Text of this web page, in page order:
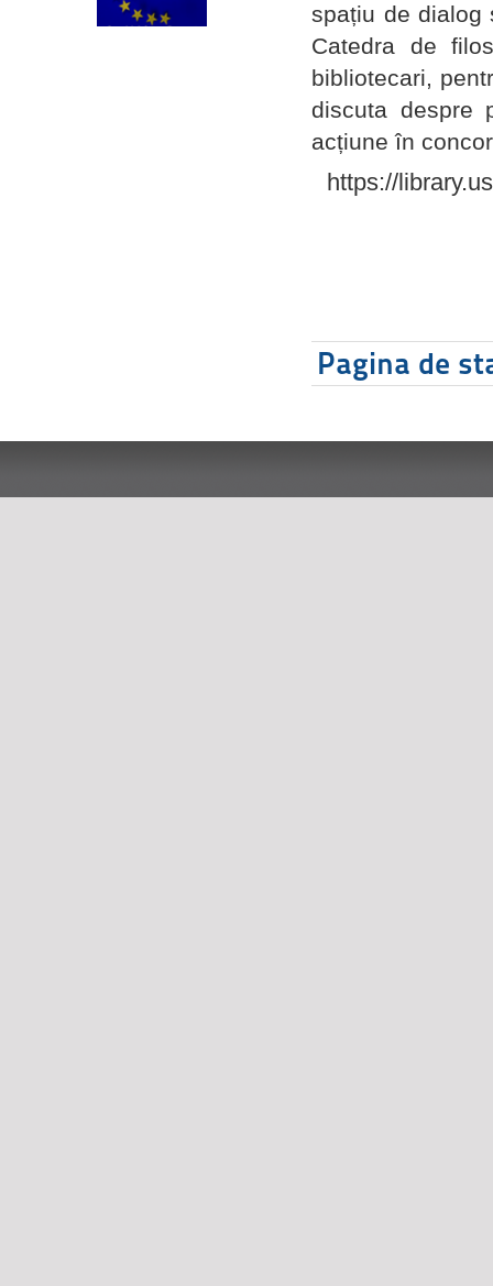
spațiu de dialog
Catedra de
bibliotecari,
discuta despre
acțiune în
https://
Pagina de